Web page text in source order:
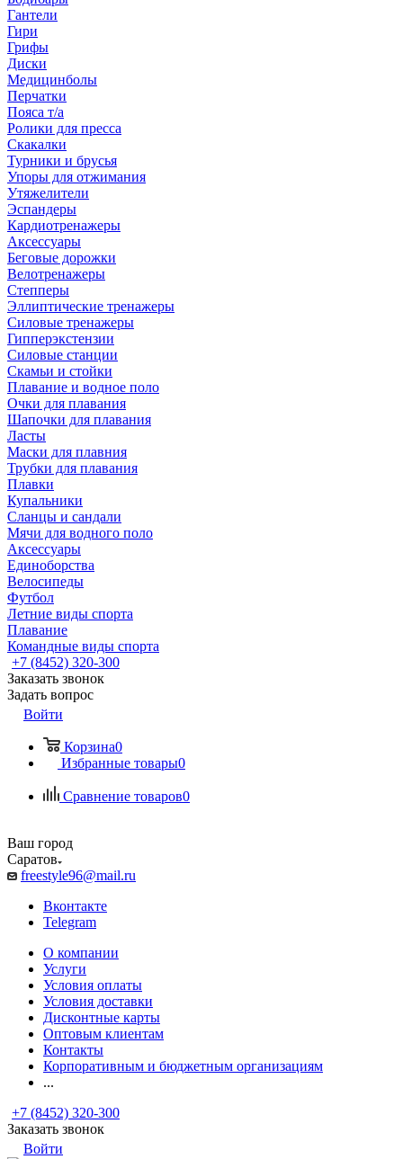
Гантели
Гири
Грифы
Диски
Медицинболы
Перчатки
Пояса т/а
Ролики для пресса
Скакалки
Турники и брусья
Упоры для отжимания
Утяжелители
Эспандеры
Кардиотренажеры
Аксессуары
Беговые дорожки
Велотренажеры
Степперы
Эллиптические тренажеры
Силовые тренажеры
Гипперэкстензии
Силовые станции
Скамьи и стойки
Плавание и водное поло
Очки для плавания
Шапочки для плавания
Ласты
Маски для плавния
Трубки для плавания
Плавки
Купальники
Сланцы и сандали
Мячи для водного поло
Аксессуары
Единоборства
Велосипеды
Футбол
Летние виды спорта
Плавание
Командные виды спорта
+7 (8452) 320-300
Заказать звонок
Задать вопрос
Войти
Корзина0
Избранные товары0
Сравнение товаров0
Ваш город
Саратов
freestyle96@mail.ru
Вконтакте
Telegram
О компании
Услуги
Условия оплаты
Условия доставки
Дисконтные карты
Оптовым клиентам
Контакты
Корпоративным и бюджетным организациям
...
+7 (8452) 320-300
Заказать звонок
Войти